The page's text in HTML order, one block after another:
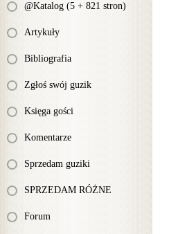
@Katalog (5 + 821 stron)
Artykuły
Bibliografia
Zgłoś swój guzik
Księga gości
Komentarze
Sprzedam guziki
SPRZEDAM RÓŻNE
Forum